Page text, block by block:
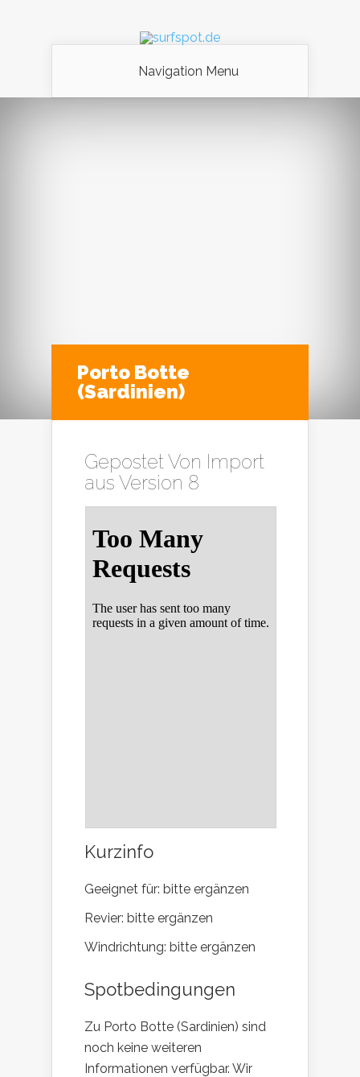
Navigation Menu
Porto Botte
(Sardinien)
Gepostet Von Import
aus Version 8
Kurzinfo
Geeignet für: bitte ergänzen
Revier: bitte ergänzen
Windrichtung: bitte ergänzen
Spotbedingungen
Zu Porto Botte (Sardinien) sind
noch keine weiteren
Informationen verfügbar. Wir